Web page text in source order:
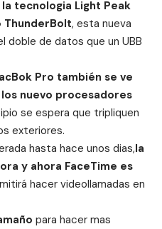
tecnologia Light Peak
ThunderBolt, esta nueva
de datos que un UBB
Pro también se ve
nuevo procesadores
se espera que tripliquen
exteriores.
hasta hace unos dias,la
y ahora FaceTime es
hacer videollamadas en
para hacer mas